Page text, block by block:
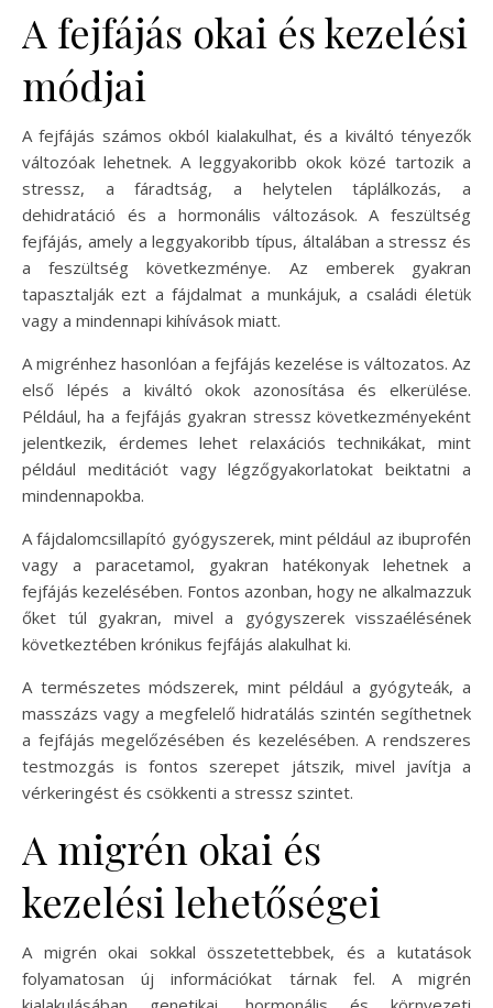
A fejfájás okai és kezelési
módjai
A fejfájás számos okból kialakulhat, és a kiváltó tényezők
változóak lehetnek. A leggyakoribb okok közé tartozik a
stressz, a fáradtság, a helytelen táplálkozás, a
dehidratáció és a hormonális változások. A feszültség
fejfájás, amely a leggyakoribb típus, általában a stressz és
a feszültség következménye. Az emberek gyakran
tapasztalják ezt a fájdalmat a munkájuk, a családi életük
vagy a mindennapi kihívások miatt.
A migrénhez hasonlóan a fejfájás kezelése is változatos. Az
első lépés a kiváltó okok azonosítása és elkerülése.
Például, ha a fejfájás gyakran stressz következményeként
jelentkezik, érdemes lehet relaxációs technikákat, mint
például meditációt vagy légzőgyakorlatokat beiktatni a
mindennapokba.
A fájdalomcsillapító gyógyszerek, mint például az ibuprofén
vagy a paracetamol, gyakran hatékonyak lehetnek a
fejfájás kezelésében. Fontos azonban, hogy ne alkalmazzuk
őket túl gyakran, mivel a gyógyszerek visszaélésének
következtében krónikus fejfájás alakulhat ki.
A természetes módszerek, mint például a gyógyteák, a
masszázs vagy a megfelelő hidratálás szintén segíthetnek
a fejfájás megelőzésében és kezelésében. A rendszeres
testmozgás is fontos szerepet játszik, mivel javítja a
vérkeringést és csökkenti a stressz szintet.
A migrén okai és
kezelési lehetőségei
A migrén okai sokkal összetettebbek, és a kutatások
folyamatosan új információkat tárnak fel. A migrén